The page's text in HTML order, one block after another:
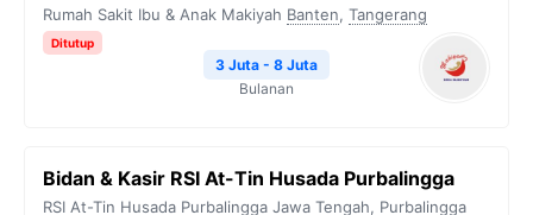
Rumah Sakit Ibu & Anak Makiyah Banten, Tangerang
Ditutup
3 Juta - 8 Juta
Bulanan
Bidan & Kasir RSI At-Tin Husada Purbalingga
RSI At-Tin Husada Purbalingga Jawa Tengah, Purbalingga